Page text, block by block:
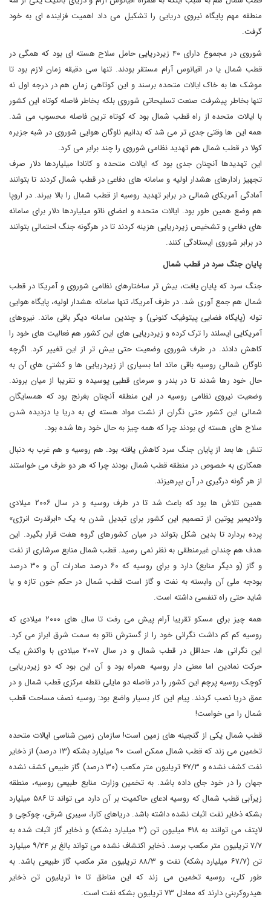
منطقه مهم پایگاه نیروی دریایی را تشکیل می داد اهمیت فزاینده ای به خود
گرفت.
شوروی در مجموع دارای ۴۰ زیردریایی حامل سلاح هسته ای بود که همگی در
قطب شمال یا در اقیانوس آرام مستقر بودند. تنها سی دقیقه زمان لازم بود تا
موشک ها به خاک ایالات متحده برسند و این کوتاهی زمان هم در درجه اول نه
تنها بخاطر پیشرفت صنعت تسلیحاتی شوروی بلکه بخاطر فاصله کوتاه این کشور
با ایالات متحده از راه قطب شمال بود که کوتاه ترین فاصله محسوب می شد.
همه این ها وقتی جدی تر می شد که بدانیم ناوگان هوایی شوروی در شبه جزیره
کولا در قطب شمال هم تهدید نظامی شوروی را چند برابر می کرد.
این تهدیدها آنچنان جدی بود که ایالات متحده و کانادا میلیاردها دلار صرف
تجهیز رادارهای هشدار اولیه و سامانه های دفاعی در قطب شمال کردند تا بتوانند
آمادگی آمریکای شمالی در برابر تهدید روسیه از قطب شمال را بالا ببرند. در اروپا
هم وضع همین طور بود. ایالات متحده و اعضای ناتو میلیاردها دلار برای سامانه
های دفاعی و تشخیص زیردریایی هزینه کردند تا در هرگونه جنگ احتمالی بتوانند
در برابر شوروی ایستادگی کنند.
پایان جنگ سرد در قطب شمال
جنگ سرد که پایان یافت، بیش تر ساختارهای نظامی شوروی و آمریکا در قطب
شمال هم جمع آوری شد. در طرف آمریکا، تنها سامانه هشدار اولیه، پایگاه هوایی
توله (پایگاه فضایی پیتوفیک کنونی) و چندین سامانه دیگر باقی ماند. نیروهای
آمریکایی ایسلند را ترک کرده و زیردریایی های این کشور هم فعالیت های خود را
کاهش دادند. در طرف شوروی وضعیت حتی بیش تر از این تغییر کرد. اگرچه
ناوگان شمالی روسیه باقی ماند اما بسیاری از زیردریایی ها و کشتی های آن به
حال خود رها شدند تا در بندر و سرمای قطبی پوسیده و تقریبا از میان بروند.
وضعیت نیروی نظامی روسیه در این منطقه آنچنان بغرنج بود که همسایگان
شمالی این کشور حتی نگران از نشت مواد هسته ای به دریا یا دزدیده شدن
سلاح های هسته ای بودند چرا که همه چیز به حال خود رها شده بود.
تنش ها بعد از پایان جنگ سرد کاهش یافته بود. هم روسیه و هم غرب به دنبال
همکاری به خصوص در منطقه قطب شمال بودند چرا که هر دو طرف می خواستند
از هر گونه درگیری در آن بپرهیزند.
همین تلاش ها بود که باعث شد تا در طرف روسیه و در سال ۲۰۰۶ میلادی
ولادیمیر پوتین از تصمیم این کشور برای تبدیل شدن به یک «ابرقدرت انرژی»
پرده بردارد تا بدین شکل بتواند در میان کشورهای گروه هفت قرار بگیرد. این
هدف هم چندان غیرمنطقی به نظر نمی رسید. قطب شمال منابع سرشاری از نفت
و گاز (و دیگر منابع) دارد و برای روسیه که ۶۰ درصد صادرات آن و ۳۰ درصد
بودجه ملی آن وابسته به نفت و گاز است قطب شمال در حکم خون تازه و یا
شاید حتی راه تنفسی داشته است.
همه چیز برای مسکو تقریبا آرام پیش می رفت تا سال های ۲۰۰۰ میلادی که
روسیه کم کم داشت نگرانی خود را از گسترش ناتو به سمت شرق ابراز می کرد.
این نگرانی ها، حداقل در قطب شمال و در سال ۲۰۰۷ میلادی با واکنش یک
حرکت نمادین اما معنی دار روسیه همراه بود و آن این بود که دو زیردریایی
کوچک روسیه پرچم این کشور را در فاصله دو مایلی نقطه مرکزی قطب شمال و در
عمق دریا نصب کردند. پیام این کار بسیار واضع بود: روسیه نصف مساحت قطب
شمال را می خواست!
قطب شمال یکی از گنجینه های زمین است! سازمان زمین شناسی ایالات متحده
تخمین می زند که قطب شمال ممکن است ۹۰ میلیارد بشکه (۱۳ درصد) از ذخایر
نفت کشف نشده و ۴۷/۳ تریلیون متر مکعب (۳۰ درصد) گاز طبیعی کشف نشده
جهان را در خود جای داده باشد. به تخمین وزارت منابع طبیعی روسیه، منطقه
زیرآبی قطب شمال که روسیه ادعای حاکمیت بر آن دارد می‌ تواند تا ۵۸۶ میلیارد
بشکه ذخایر نفت اثبات‌ نشده داشته باشد. دریاهای کارا، سیبری شرقی، چوکچی و
لاپتف می توانند به ۴۱۸ میلیون تن (۳ میلیارد بشکه) و ذخایر گاز اثبات شده به
۷/۷ تریلیون متر مکعب برسد. ذخایر اکتشاف نشده می تواند بالغ بر ۹/۲۴ میلیارد
تن (۶۷/۷ میلیارد بشکه) نفت و ۸۸/۳ تریلیون متر مکعب گاز طبیعی باشد. به
طور کلی، روسیه تخمین می زند که این مناطق تا ۱۰ تریلیون تن ذخایر
هیدروکربنی دارند که معادل ۷۳ تریلیون بشکه نفت است.